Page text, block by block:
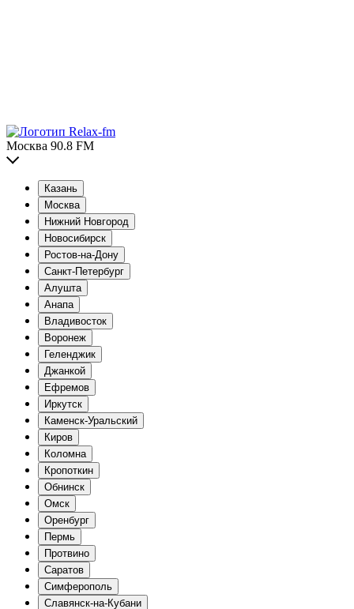
Москва 90.8 FM
Казань
Москва
Нижний Новгород
Новосибирск
Ростов-на-Дону
Санкт-Петербург
Алушта
Анапа
Владивосток
Воронеж
Геленджик
Джанкой
Ефремов
Иркутск
Каменск-Уральский
Киров
Коломна
Кропоткин
Обнинск
Омск
Оренбург
Пермь
Протвино
Саратов
Симферополь
Славянск-на-Кубани